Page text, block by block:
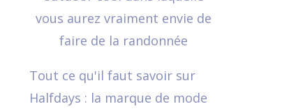
Tout ce qu'il faut savoir sur
Halfdays : la marque de mode